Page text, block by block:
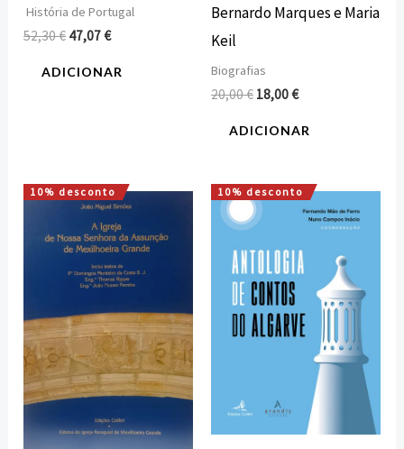
História de Portugal
52,30€ 47,07€
ADICIONAR
Bernardo Marques e Maria
Keil
Biografias
20,00€ 18,00€
ADICIONAR
10% desconto
O
preço
original
era:
15,00 €.
O
atual
é:
13,50 €.
10% desconto
O
preço
era:
15,00 €.
O
preço
atual
é:
13,50 €.